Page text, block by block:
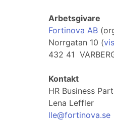
Arbetsgivare
Fortinova AB
Norrgatan 10 (
432 41
Kontakt
HR Business
Lena Leffler
lle@fortinova.se